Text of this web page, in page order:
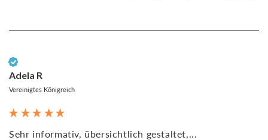
Adela R
Vereinigtes Königreich
Sehr informativ, übersichtlich gestaltet,...